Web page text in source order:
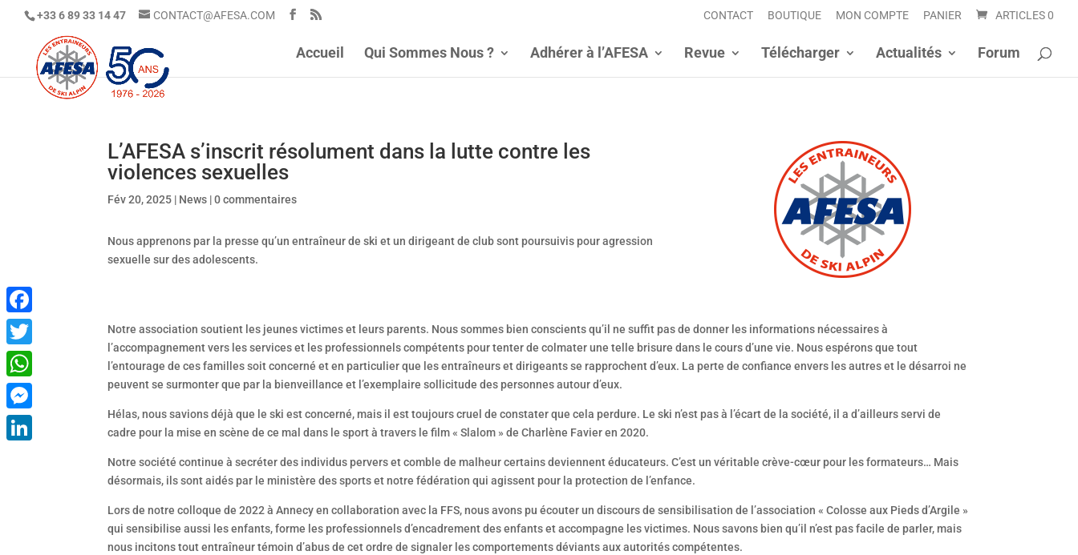
+33 6 89 33 14 47 CONTACT@AFESA.COM CONTACT BOUTIQUE MON COMPTE PANIER ARTICLES 0
Accueil Qui Sommes Nous ? Adhérer à l’AFESA Revue Télécharger Actualités Forum
L’AFESA s’inscrit résolument dans la lutte contre les
violences sexuelles
Fév 20, 2025 | News |0 commentaires
Nous apprenons par la presse qu’un entraîneur de ski et un dirigeant de club sont poursuivis pour agression
sexuelle sur des adolescents.
Notre association soutient les jeunes victimes et leurs parents. Nous sommes bien conscients qu’il ne suffit pas de donner les informations nécessaires à
l’accompagnement vers les services et les professionnels compétents pour tenter de colmater une telle brisure dans le cours d’une vie. Nous espérons que tout
l’entourage de ces familles soit concerné et en particulier que les entraîneurs et dirigeants se rapprochent d’eux. La perte de confiance envers les autres et le désarroi ne
peuvent se surmonter que par la bienveillance et l’exemplaire sollicitude des personnes autour d’eux.
Hélas, nous savions déjà que le ski est concerné, mais il est toujours cruel de constater que cela perdure. Le ski n’est pas à l’écart de la société, il a d’ailleurs servi de
cadre pour la mise en scène de ce mal dans le sport à travers le film « Slalom » de Charlène Favier en 2020.
Notre société continue à secréter des individus pervers et comble de malheur certains deviennent éducateurs. C’est un véritable crève-cœur pour les formateurs… Mais
désormais, ils sont aidés par le ministère des sports et notre fédération qui agissent pour la protection de l’enfance.
Lors de notre colloque de 2022 à Annecy en collaboration avec la FFS, nous avons pu écouter un discours de sensibilisation de l’association « Colosse aux Pieds d’Argile »
qui sensibilise aussi les enfants, forme les professionnels d’encadrement des enfants et accompagne les victimes. Nous savons bien qu’il n’est pas facile de parler, mais
nous incitons tout entraîneur témoin d’abus de cet ordre de signaler les comportements déviants aux autorités compétentes.
Facebook
Twitter
WhatsApp
Messenger